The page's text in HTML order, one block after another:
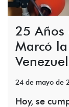
25 Años
Marcó
24 de mayo de
Hoy, se